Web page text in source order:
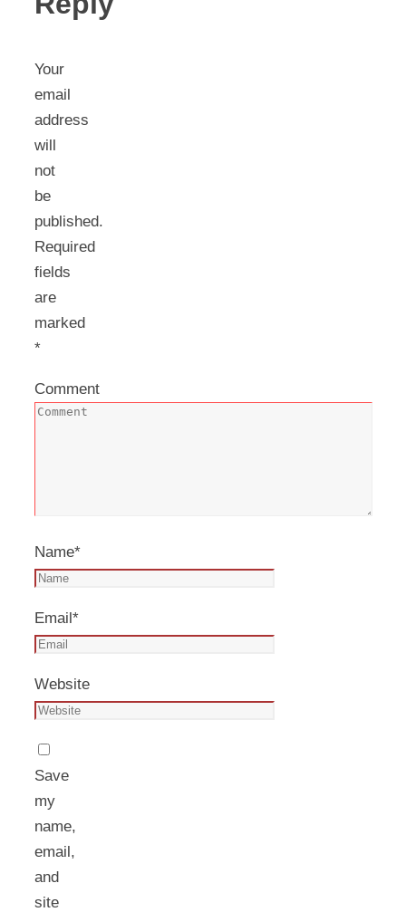
Your
email
address
will
not
be
published.
Required
fields
are
marked
*
Comment
Name*
Email*
Website
Save
my
name,
email,
and
site